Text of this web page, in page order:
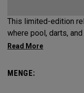
This limited-edition
where pool, darts,
a little friendly
feel, plus dependable
MENGE: